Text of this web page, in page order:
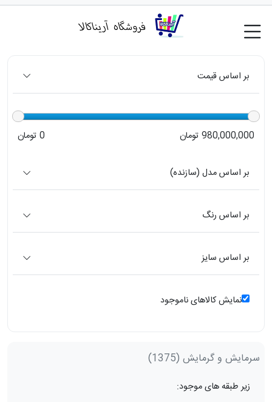
بر اساس قیمت
980,000,000 تومان 0 تومان
بر اساس مدل (سازنده)
بر اساس رنگ
بر اساس سایز
نمایش کالاهای ناموجود
سرمایش و گرمایش (1375)
زیر طبقه های موجود: